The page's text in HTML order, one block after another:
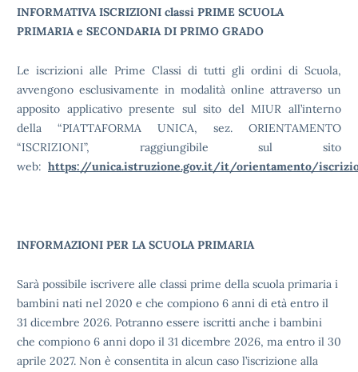
INFORMATIVA ISCRIZIONI classi PRIME SCUOLA
PRIMARIA e SECONDARIA DI PRIMO GRADO
Le iscrizioni alle Prime Classi di tutti gli ordini di Scuola,
avvengono esclusivamente in modalità online attraverso un
apposito applicativo presente sul sito del MIUR all’interno
della “PIATTAFORMA UNICA, sez. ORIENTAMENTO
“ISCRIZIONI”, raggiungibile sul sito
web: https://unica.istruzione.gov.it/it/orientamento/
INFORMAZIONI PER LA SCUOLA PRIMARIA
Sarà possibile iscrivere alle classi prime della scuola primaria i
bambini nati nel 2020 e che compiono 6 anni di età entro il
31 dicembre 2026. Potranno essere iscritti anche i bambini
che compiono 6 anni dopo il 31 dicembre 2026, ma entro il 30
aprile 2027. Non è consentita in alcun caso l’iscrizione alla